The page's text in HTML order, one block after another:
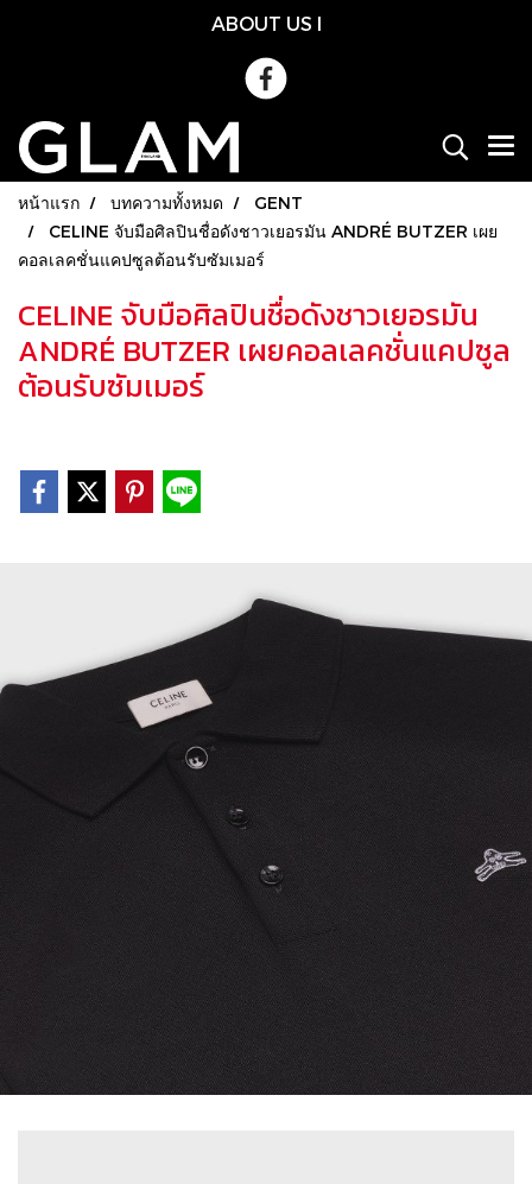
ABOUT US l
หน้าแรก บทความทั้งหมด
GENT
CELINE จับมือศิลปินชื่อดังชาวเยอรมัน ANDRÉ BUTZER เผย
คอลเลคชั่นแคปซูลต้อนรับซัมเมอร์
CELINE จับมือศิลปินชื่อดังชาวเยอรมัน
ANDRÉ BUTZER เผยคอลเลคชั่นแคปซูล
ต้อนรับซัมเมอร์